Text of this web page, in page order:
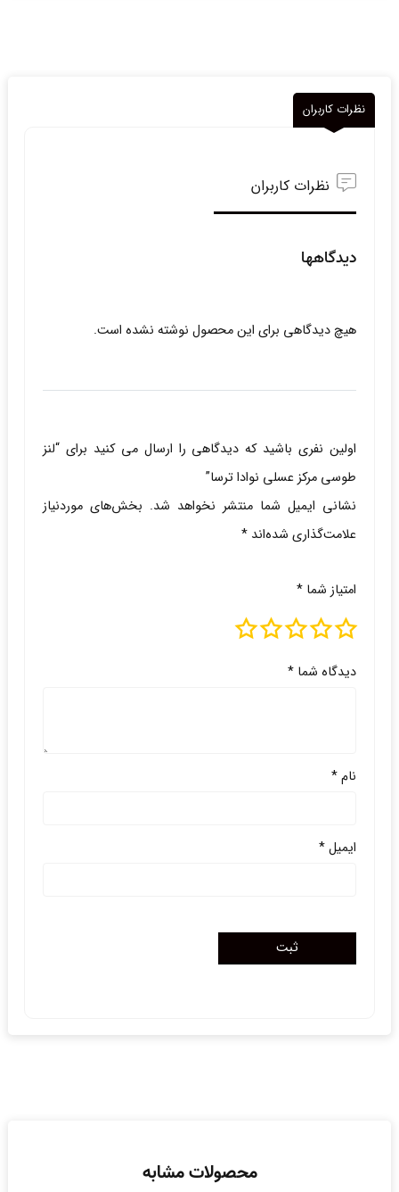
نظرات کاربران
نظرات کاربران
دیدگاهها
هیچ دیدگاهی برای این محصول نوشته نشده است.
اولین نفری باشید که دیدگاهی را ارسال می کنید برای “لنز
طوسی مرکز عسلی نوادا ترسا”
نشانی ایمیل شما منتشر نخواهد شد. بخش‌های موردنیاز
علامت‌گذاری شده‌اند *
امتیاز شما *
دیدگاه شما *
نام*
ایمیل*
محصولات مشابه